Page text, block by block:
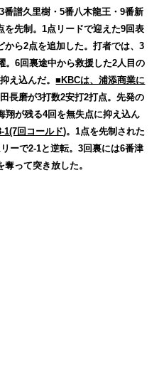
番譜久里樹・5番八木龍王・9番新
を先制。1点リードで迎えた9回表
から2点を追加した。打者では、3
。6回裏途中から救援した2人目の
え込んだ。■KBCは、浦添商業に
長磨が3打数2安打2打点。先発の
翔が残る4回を無失点に抑え込ん
1(7回コールド)。1点を先制された
ーで2-1と逆転。3回裏には6番津
って突き放した。